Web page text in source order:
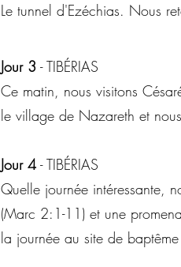
Le tunnel d'Ezéchias. Nous
Jour 3 - TIBÉRIAS
Ce matin, nous visitons
le village de Nazareth et
Jour 4 - TIBÉRIAS
Quelle journée intéressante,
(Marc 2:1-11) et une
la journée au site de